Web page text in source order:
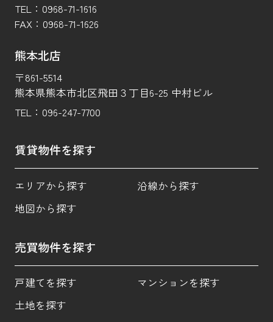
TEL： 0968-71-1616
FAX： 0968-71-1626
熊本北店
〒861-5514
熊本県熊本市北区飛田３丁目6-25 中村ビル
TEL： 096-247-7700
賃貸物件を探す
エリアから探す
沿線から探す
地図から探す
売買物件を探す
戸建てを探す
マンションを探す
土地を探す